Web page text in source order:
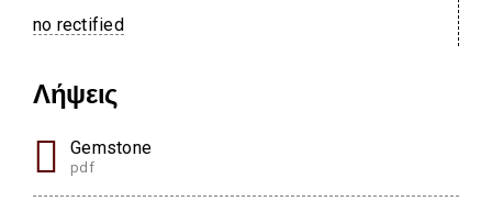
no rectified
Λήψεις
Gemstone
pdf